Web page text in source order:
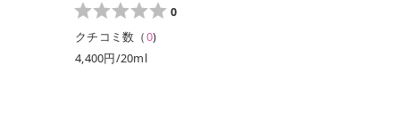
0
クチコミ数（0)
4,400円/20ml